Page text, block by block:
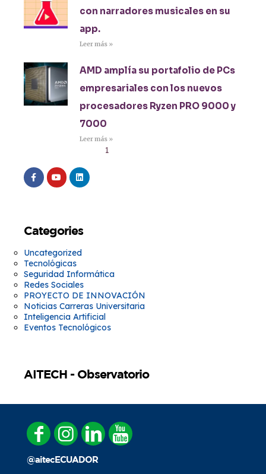
con narradores musicales en su
app.
Leer más »
AMD amplía su portafolio de PCs
empresariales con los nuevos
procesadores Ryzen PRO 9000 y
7000
Leer más »
1
Categories
Uncategorized
Tecnológicas
Seguridad Informática
Redes Sociales
PROYECTO DE INNOVACIÓN
Noticias Carreras Universitaria
Inteligencia Artificial
Eventos Tecnológicos
AITECH - Observatorio
@aitecECUADOR